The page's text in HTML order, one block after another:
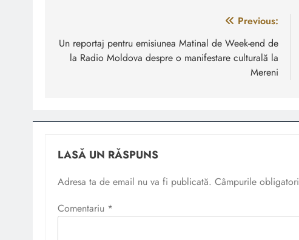
în
articole
Previous:
Un reportaj pentru emisiunea Matinal de Week-end de
la Radio Moldova despre o manifestare culturală la
Mereni
LASĂ UN RĂSPUNS
Adresa ta de email nu va fi publicată. Câmpurile
Comentariu *